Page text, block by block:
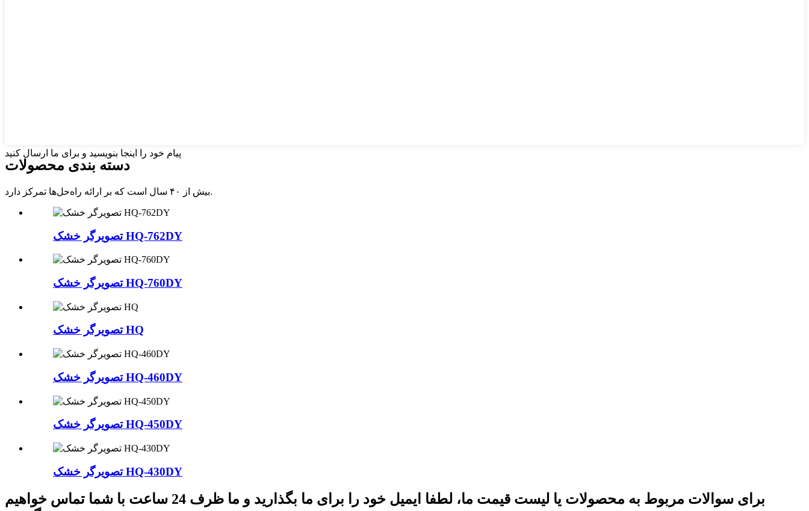
پیام خود را اینجا بنویسید و برای ما ارسال کنید
دسته بندی محصولات
بیش از ۴۰ سال است که بر ارائه راه‌حل‌ها تمرکز دارد.
تصویرگر خشک HQ-762DY
تصویرگر خشک HQ-760DY
تصویرگر خشک HQ
تصویرگر خشک HQ-460DY
تصویرگر خشک HQ-450DY
تصویرگر خشک HQ-430DY
برای سوالات مربوط به محصولات یا لیست قیمت ما، لطفا ایمیل خود را برای ما بگذارید و ما ظرف 24 ساعت با شما تماس خواهیم